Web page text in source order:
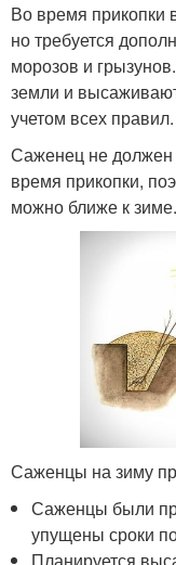
Во время прикопки
но требуется
морозов и
земли и
учетом всех правил.
Саженец не должен
время прикопки,
можно ближе к зиме.
Саженцы на зиму
Саженцы были
упущены сроки